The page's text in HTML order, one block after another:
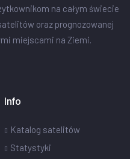
na całym świecie
oraz prognozowanej
miejscami na Ziemi.
Info
Katalog satelitów
Statystyki